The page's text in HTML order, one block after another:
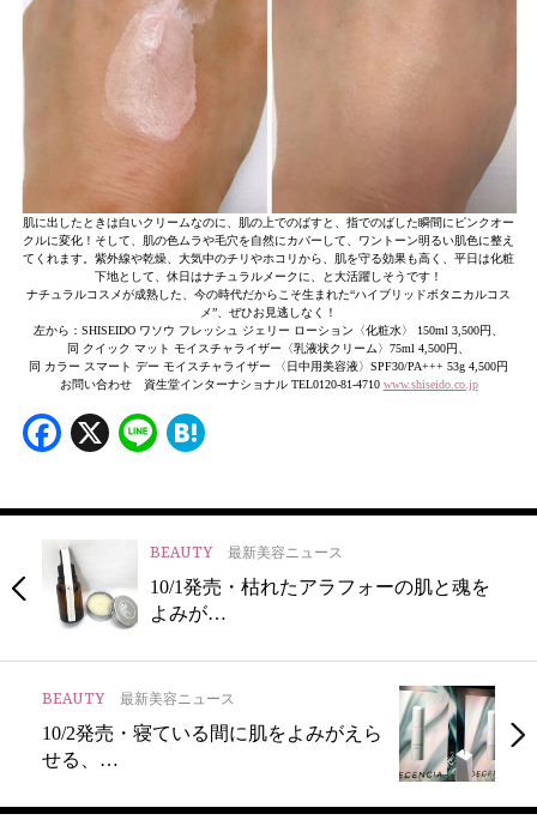
肌に出したときは白いクリームなのに、肌の上でのばすと、指でのばした瞬間にピンクオー
クルに変化！そして、肌の色ムラや毛穴を自然にカバーして、ワントーン明るい肌色に整え
てくれます。紫外線や乾燥、大気中のチリやホコリから、肌を守る効果も高く、平日は化粧
下地として、休日はナチュラルメークに、と大活躍しそうです！
ナチュラルコスメが成熟した、今の時代だからこそ生まれた“ハイブリッドボタニカルコス
メ”、ぜひお見逃しなく！
左から：SHISEIDO ワソウ フレッシュ ジェリー ローション〈化粧水〉 150ml 3,500円、
同 クイック マット モイスチャライザー〈乳液状クリーム〉75ml 4,500円、
同 カラー スマート デー モイスチャライザー 〈日中用美容液〉SPF30/PA+++ 53g 4,500円
お問い合わせ 資生堂インターナショナル TEL0120-81-4710 www.shiseido.co.jp
Facebook
X Line
BEAUTY 最新美容ニュース
10/1発売・枯れたアラフォーの肌と魂を
よみが…
BEAUTY 最新美容ニュース
10/2発売・寝ている間に肌をよみがえら
せる、…